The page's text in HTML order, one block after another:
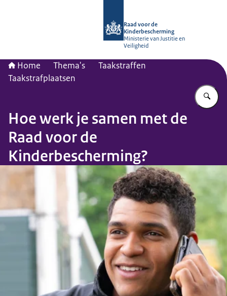
Raad voor de
Kinderbescherming
Ministerie van Justitie en
Veiligheid
Home Thema's
Taakstraffen
Taakstrafplaatsen
Hoe werk je samen met de
Raad voor de
Kinderbescherming?